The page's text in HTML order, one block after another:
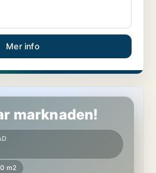
Mer info
marknaden!
m2